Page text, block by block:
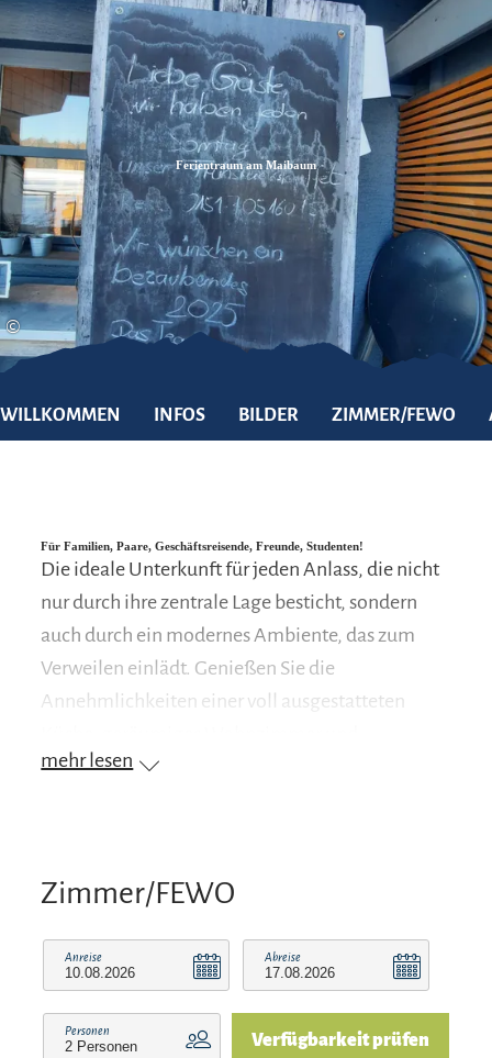
Zum
Inhalt
Zur
Suche
Zum
Footer
©
Ferientraum am Maibaum
WILLKOMMEN INFOS BILDER ZIMMER/FEWO
Für Familien, Paare, Geschäftsreisende, Freunde, Studenten!
Die ideale Unterkunft für jeden Anlass, die nicht
nur durch ihre zentrale Lage besticht, sondern
auch durch ein modernes Ambiente, das zum
Verweilen einlädt. Genießen Sie die
Annehmlichkeiten einer voll ausgestatteten
gemütliches Schlafzimmer, die den perfekten
mehr lesen
Zimmer/FEWO
Anreise Abreise
Personen Verfügbarkeit prüfen